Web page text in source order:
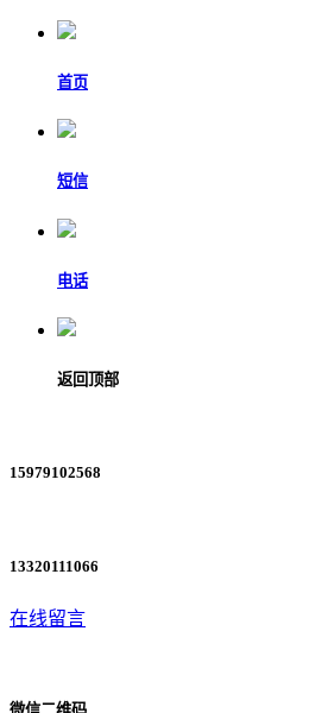
首页
短信
电话
返回顶部
15979102568
13320111066
在线留言